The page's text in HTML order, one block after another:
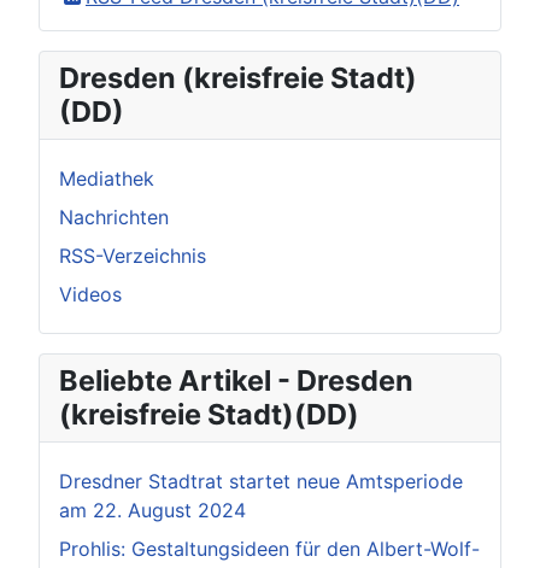
Dresden (kreisfreie Stadt)
(DD)
Mediathek
Nachrichten
RSS-Verzeichnis
Videos
Beliebte Artikel - Dresden
(kreisfreie Stadt)(DD)
Dresdner Stadtrat startet neue Amtsperiode
am 22. August 2024
Prohlis: Gestaltungsideen für den Albert-Wolf-